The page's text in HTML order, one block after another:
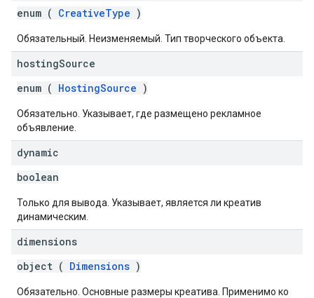
enum ( CreativeType )
Обязательный. Неизменяемый. Тип творческого объекта.
hostingSource
enum ( HostingSource )
Обязательно. Указывает, где размещено рекламное
объявление.
dynamic
boolean
Только для вывода. Указывает, является ли креатив
динамическим.
dimensions
object ( Dimensions )
Обязательно. Основные размеры креатива. Применимо ко